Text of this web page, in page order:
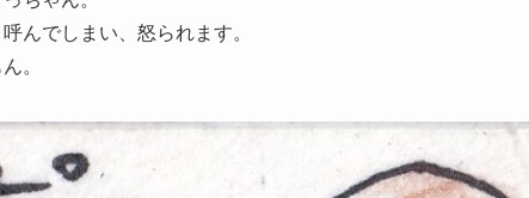
んでしまい、怒られます。
。